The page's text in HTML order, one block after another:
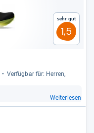
Sehr gut
1,5
Ver­füg­bar für: Her­ren,
Weiterlesen